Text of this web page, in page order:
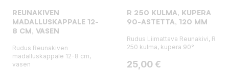
REUNAKIVEN
MADALLUSKAPPALE 12-
8 CM, VASEN
Rudus Reunakiven
madalluskappale 12-8 cm,
vasen
R 250 KULMA, KUPERA
90-ASTETTA, 120 MM
Rudus Liimattava Reunakivi, R
250 kulma, kupera 90°
Hinta
25,00 €